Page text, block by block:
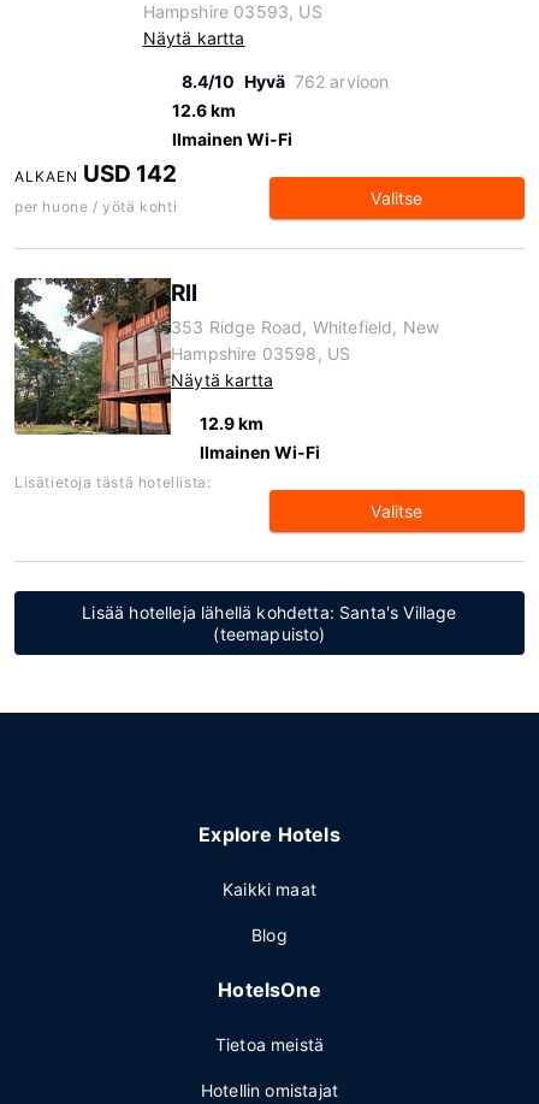
Hampshire 03593, US
Näytä kartta
8.4/10 Hyvä 762 arvioon
12.6 km
Ilmainen Wi-Fi
ALKAEN USD 142
per huone / yötä kohti Valitse
Rll
353 Ridge Road, Whitefield, New
Hampshire 03598, US
Näytä kartta
12.9 km
Ilmainen Wi-Fi
Lisätietoja tästä hotellista:
Valitse
Lisää hotelleja lähellä kohdetta: Santa's Village
(teemapuisto)
Explore Hotels
Kaikki maat
Blog
HotelsOne
Tietoa meistä
Hotellin omistajat